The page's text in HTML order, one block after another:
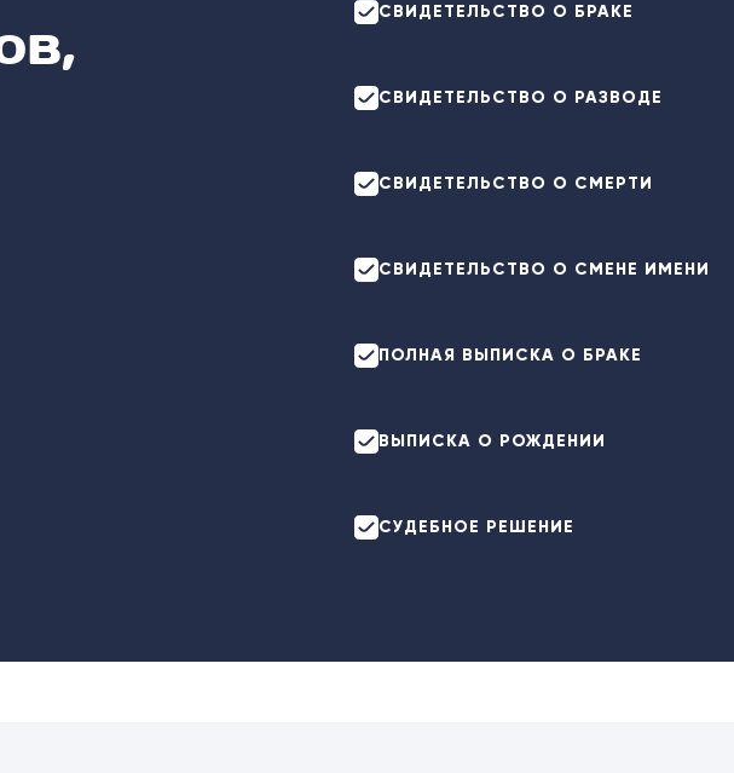
СВИДЕТЕЛЬСТВО О БРАКЕ
СВИДЕТЕЛЬСТВО О РАЗВОДЕ
СВИДЕТЕЛЬСТВО О СМЕРТИ
СВИДЕТЕЛЬСТВО О СМЕНЕ ИМЕНИ
ПОЛНАЯ ВЫПИСКА О БРАКЕ
ВЫПИСКА О РОЖДЕНИИ
СУДЕБНОЕ РЕШЕНИЕ